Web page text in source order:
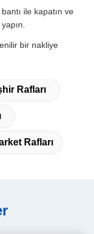
ile kapatın ve
bir nakliye
Rafları
Rafları